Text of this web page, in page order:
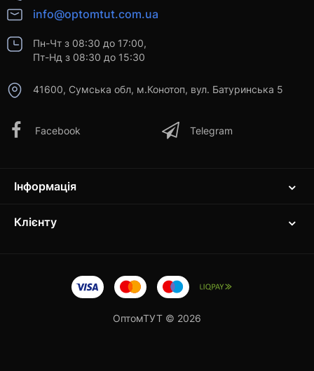
info@optomtut.com.ua
Пн-Чт з 08:30 до 17:00,
Пт-Нд з 08:30 до 15:30
41600, Сумська обл, м.Конотоп, вул. Батуринська 5
Facebook Telegram
Інформація
Клієнту
ОптомТУТ © 2026